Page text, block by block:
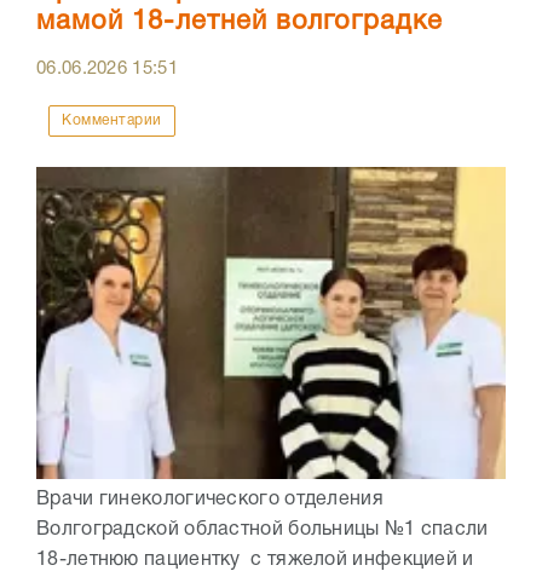
мамой 18-летней волгоградке
06.06.2026 15:51
Комментарии
Врачи гинекологического отделения
Волгоградской областной больницы №1 спасли
18-летнюю пациентку с тяжелой инфекцией и